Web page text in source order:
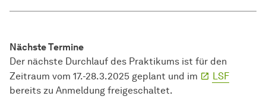
Nächste Termine
Der nächste Durchlauf des Praktikums ist für den
Zeitraum vom 17.-28.3.2025 geplant und im
LSF
bereits zu Anmeldung freigeschaltet.